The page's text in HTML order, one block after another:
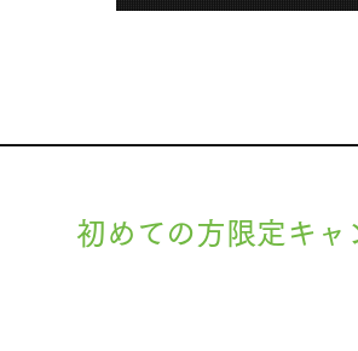
初めての方限定キャ